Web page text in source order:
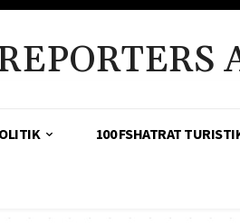
100 FSHATRAT